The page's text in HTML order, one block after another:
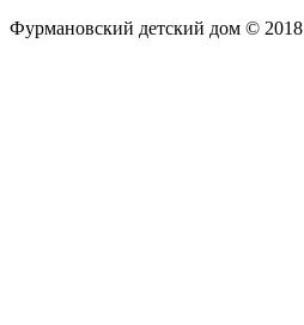
Фурмановский детский дом © 2018